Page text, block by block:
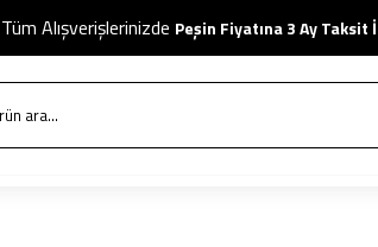
Tüm AlışverişlerinizdePeşin Fiyatına 3 Ay Taksit